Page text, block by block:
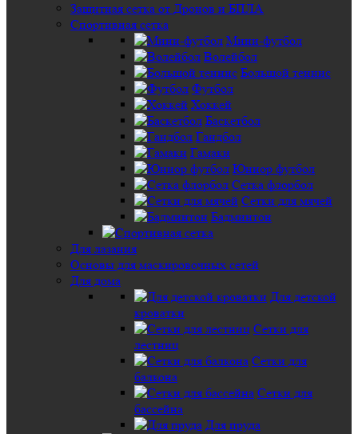
Защитная сетка от Дронов и БПЛА
Спортивная сетка
Мини-футбол
Волейбол
Большой теннис
Футбол
Хоккей
Баскетбол
Гандбол
Гамаки
Юниор футбол
Сетка флорбол
Сетки для мячей
Бадминтон
Для лазания
Основы для маскировочных сетей
Для дома
Для детской
кроватки
Сетки для
лестниц
Сетки для
балкона
Сетки для
бассейна
Для пруда